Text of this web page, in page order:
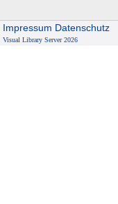
Impressum Datenschutz
Visual Library Server 2026